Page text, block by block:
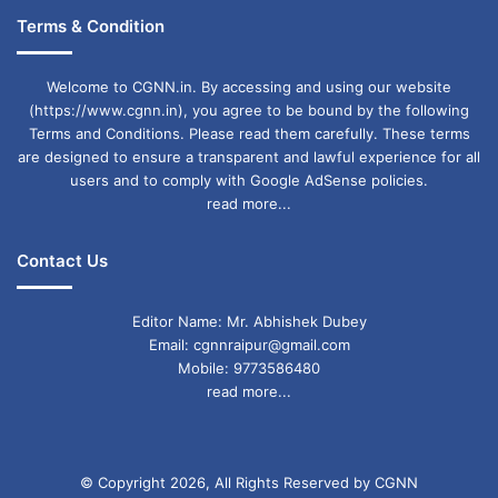
विरोध प्रदर्शन करेगी.
Terms & Condition
Welcome to CGNN.in. By accessing and using our website
(https://www.cgnn.in), you agree to be bound by the following
Terms and Conditions. Please read them carefully. These terms
are designed to ensure a transparent and lawful experience for all
users and to comply with Google AdSense policies.
read more...
Contact Us
Editor Name: Mr. Abhishek Dubey
Email: cgnnraipur@gmail.com
Mobile: 9773586480
read more...
© Copyright 2026, All Rights Reserved by CGNN